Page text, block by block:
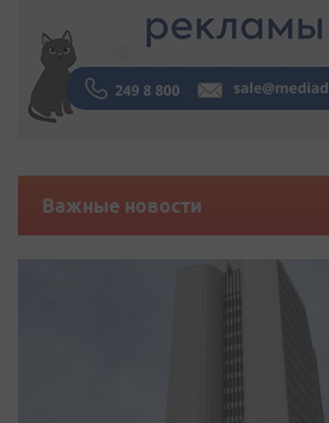
Важные новости